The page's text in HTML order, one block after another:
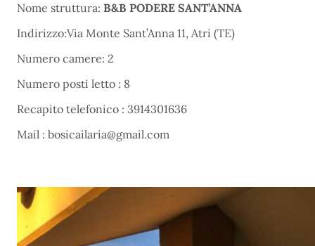
Nome struttura: B&B PODERE SANT’ANNA
Indirizzo:Via Monte Sant’Anna 11, Atri (TE)
Numero camere: 2
Numero posti letto : 8
Recapito telefonico : 3914301636
Mail : bosicailaria@gmail.com